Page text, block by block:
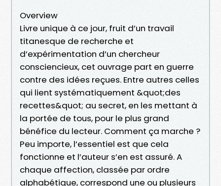
Overview
Livre unique à ce jour, fruit d’un travail
titanesque de recherche et
d’expérimentation d’un chercheur
consciencieux, cet ouvrage part en guerre
contre des idées reçues. Entre autres celles
qui lient systématiquement &quot;des
recettes&quot; au secret, en les mettant à
la portée de tous, pour le plus grand
bénéfice du lecteur. Comment ça marche ?
Peu importe, l’essentiel est que cela
fonctionne et l’auteur s’en est assuré. A
chaque affection, classée par ordre
alphabétique, correspond une ou plusieurs